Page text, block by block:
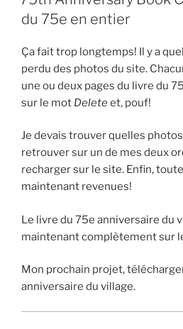
du 75e en entier
Ça fait trop longtemps! Il y a
perdu des photos du site.
une ou deux pages du livre du
sur le mot Deleteet, pouf!
Je devais trouver quelles
retrouver sur un de mes deux
recharger sur le site. Enfin,
maintenant revenues!
Le livre du 75e anniversaire du
maintenant complètement sur
Mon prochain projet,
anniversaire du village.